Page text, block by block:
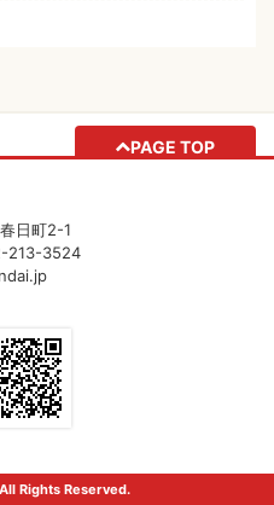
PAGE TOP
日町2-1
213-3524
Rights Reserved.